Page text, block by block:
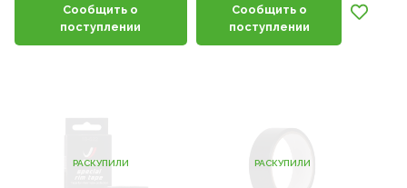
Сообщить о
поступлении
Сообщить о
поступлении
РАСКУПИЛИ РАСКУПИЛИ